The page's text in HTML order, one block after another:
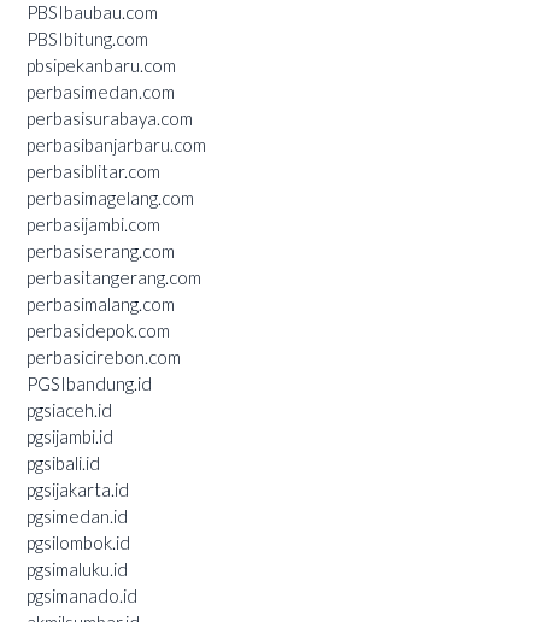
PBSIbaubau.com
PBSIbitung.com
pbsipekanbaru.com
perbasimedan.com
perbasisurabaya.com
perbasibanjarbaru.com
perbasiblitar.com
perbasimagelang.com
perbasijambi.com
perbasiserang.com
perbasitangerang.com
perbasimalang.com
perbasidepok.com
perbasicirebon.com
PGSIbandung.id
pgsiaceh.id
pgsijambi.id
pgsibali.id
pgsijakarta.id
pgsimedan.id
pgsilombok.id
pgsimaluku.id
pgsimanado.id